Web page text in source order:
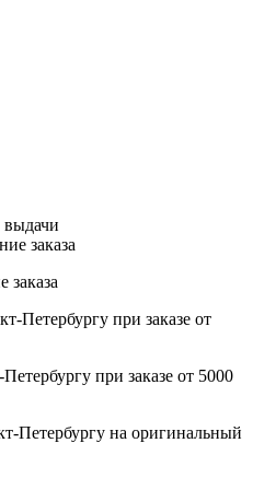
выдачи
заказа
при заказе от 5000